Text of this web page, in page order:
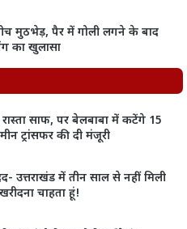
मुठभेड़, पैर में गोली लगने के बाद
का खुलासा
रास्ता साफ, पर बेलबाबा में कटेंगे 15
ट्रांसफर की दी मंजूरी
उत्तराखंड में तीन साल से नहीं मिली
चाहता हूं!